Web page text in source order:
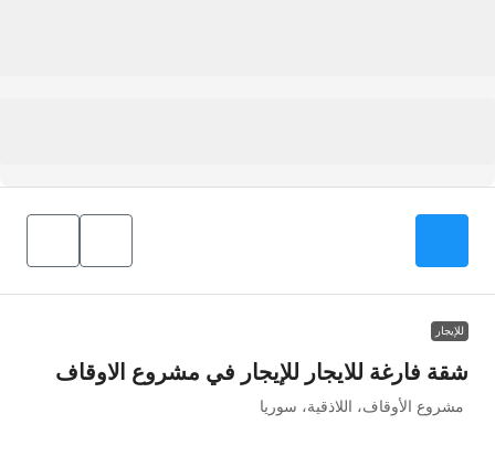
للإيجار
شقة فارغة للايجار للإيجار في مشروع الاوقاف
مشروع الأوقاف، اللاذقية، سوريا